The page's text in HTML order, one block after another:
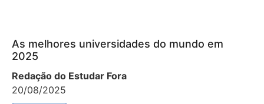
As melhores universidades do mundo em
2025
Redação do Estudar Fora
20/08/2025